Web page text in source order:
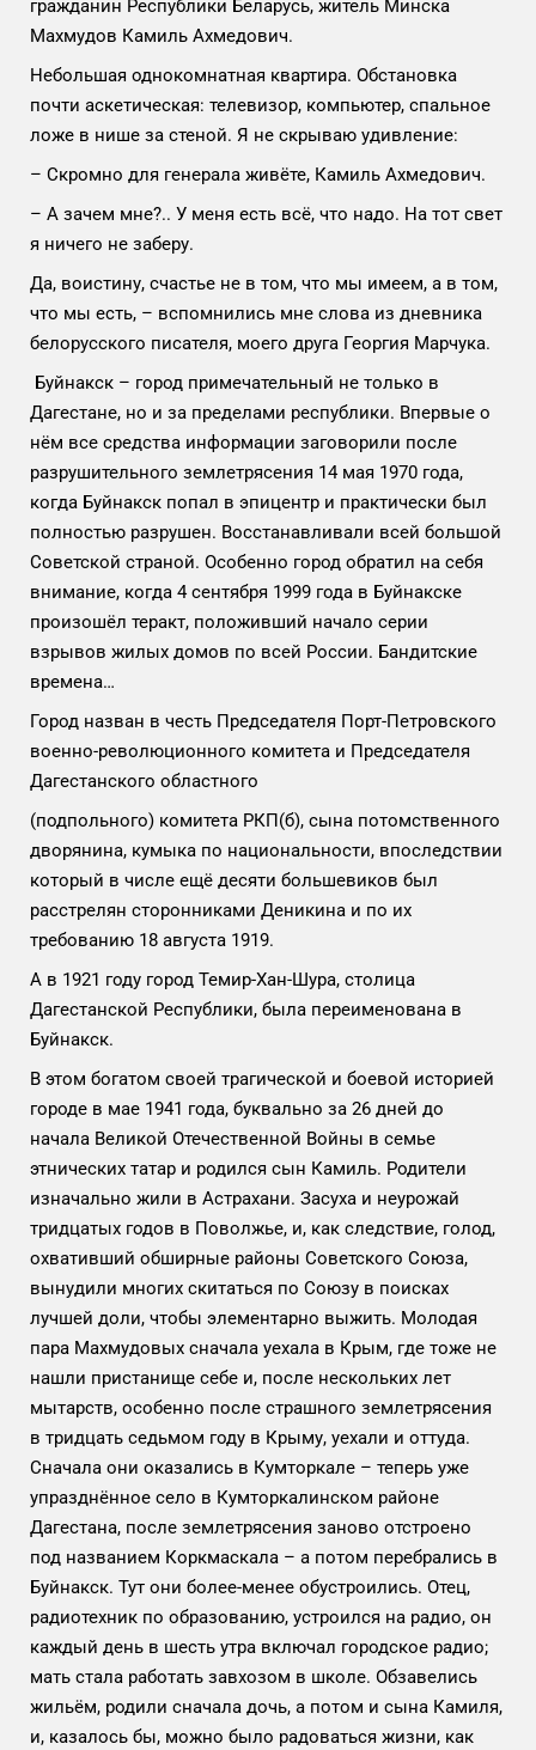
гражданин Республики Беларусь, житель Минска
Махмудов Камиль Ахмедович.
Небольшая однокомнатная квартира. Обстановка
почти аскетическая: телевизор, компьютер, спальное
ложе в нише за стеной. Я не скрываю удивление:
– Скромно для генерала живёте, Камиль Ахмедович.
– А зачем мне?.. У меня есть всё, что надо. На тот свет
я ничего не заберу.
Да, воистину, счастье не в том, что мы имеем, а в том,
что мы есть, – вспомнились мне слова из дневника
белорусского писателя, моего друга Георгия Марчука.
Буйнакск – город примечательный не только в
Дагестане, но и за пределами республики. Впервые о
нём все средства информации заговорили после
разрушительного землетрясения 14 мая 1970 года,
когда Буйнакск попал в эпицентр и практически был
полностью разрушен. Восстанавливали всей большой
Советской страной. Особенно город обратил на себя
внимание, когда 4 сентября 1999 года в Буйнакске
произошёл теракт, положивший начало серии
взрывов жилых домов по всей России. Бандитские
времена…
Город назван в честь Председателя Порт-Петровского
военно-революционного комитета и Председателя
Дагестанского областного
(подпольного) комитета РКП(б), сына потомственного
дворянина, кумыка по национальности, впоследствии
который в числе ещё десяти большевиков был
расстрелян сторонниками Деникина и по их
требованию 18 августа 1919.
А в 1921 году город Темир-Хан-Шура, столица
Дагестанской Республики, была переименована в
Буйнакск.
В этом богатом своей трагической и боевой историей
городе в мае 1941 года, буквально за 26 дней до
начала Великой Отечественной Войны в семье
этнических татар и родился сын Камиль. Родители
изначально жили в Астрахани. Засуха и неурожай
тридцатых годов в Поволжье, и, как следствие, голод,
охвативший обширные районы Советского Союза,
вынудили многих скитаться по Союзу в поисках
лучшей доли, чтобы элементарно выжить. Молодая
пара Махмудовых сначала уехала в Крым, где тоже не
нашли пристанище себе и, после нескольких лет
мытарств, особенно после страшного землетрясения
в тридцать седьмом году в Крыму, уехали и оттуда.
Сначала они оказались в Кумторкале – теперь уже
упразднённое село в Кумторкалинском районе
Дагестана, после землетрясения заново отстроено
под названием Коркмаскала – а потом перебрались в
Буйнакск. Тут они более-менее обустроились. Отец,
радиотехник по образованию, устроился на радио, он
каждый день в шесть утра включал городское радио;
мать стала работать завхозом в школе. Обзавелись
жильём, родили сначала дочь, а потом и сына Камиля,
и, казалось бы, можно было радоваться жизни, как